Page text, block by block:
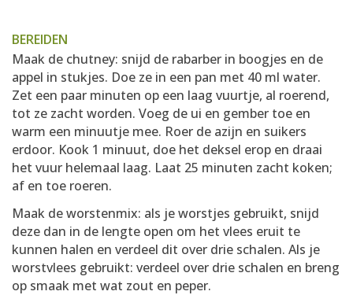
BEREIDEN
Maak de chutney: snijd de rabarber in boogjes en de
appel in stukjes. Doe ze in een pan met 40 ml water.
Zet een paar minuten op een laag vuurtje, al roerend,
tot ze zacht worden. Voeg de ui en gember toe en
warm een minuutje mee. Roer de azijn en suikers
erdoor. Kook 1 minuut, doe het deksel erop en draai
het vuur helemaal laag. Laat 25 minuten zacht koken;
af en toe roeren.
Maak de worstenmix: als je worstjes gebruikt, snijd
deze dan in de lengte open om het vlees eruit te
kunnen halen en verdeel dit over drie schalen. Als je
worstvlees gebruikt: verdeel over drie schalen en breng
op smaak met wat zout en peper.